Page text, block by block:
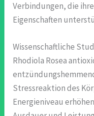
Verbindungen, die
Eigenschaften
Wissenschaftliche
Rhodiola Rosea
Stressreaktion des
Energieniveau